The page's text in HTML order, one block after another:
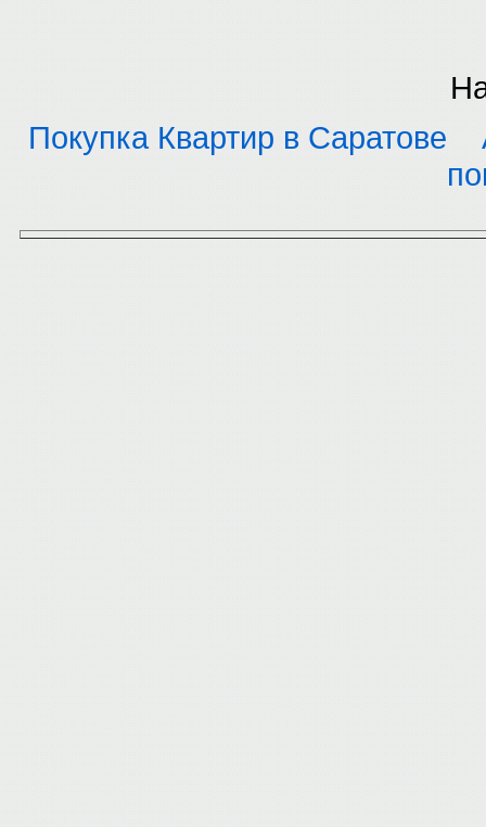
Покупка Квартир в Саратове